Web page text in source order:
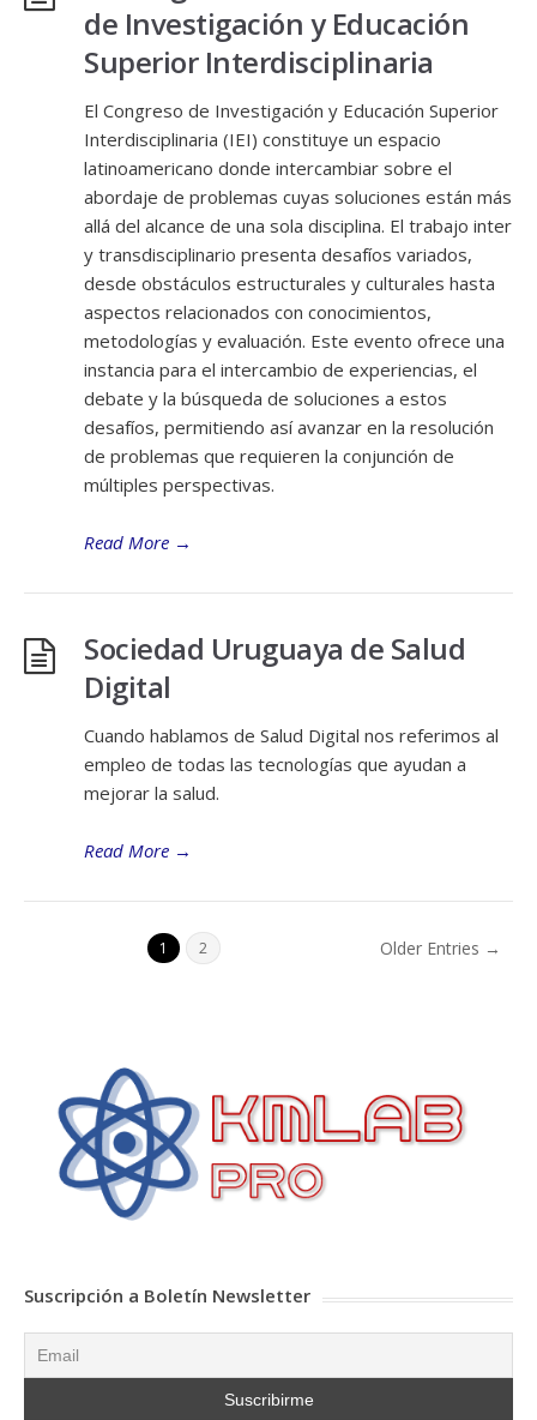
de Investigación y Educación
Superior Interdisciplinaria
El Congreso de Investigación y Educación Superior
Interdisciplinaria (IEI) constituye un espacio
latinoamericano donde intercambiar sobre el
abordaje de problemas cuyas soluciones están más
allá del alcance de una sola disciplina. El trabajo inter
y transdisciplinario presenta desafíos variados,
desde obstáculos estructurales y culturales hasta
aspectos relacionados con conocimientos,
metodologías y evaluación. Este evento ofrece una
instancia para el intercambio de experiencias, el
debate y la búsqueda de soluciones a estos
desafíos, permitiendo así avanzar en la resolución
de problemas que requieren la conjunción de
múltiples perspectivas.
Read More →
Sociedad Uruguaya de Salud
Digital
Cuando hablamos de Salud Digital nos referimos al
empleo de todas las tecnologías que ayudan a
mejorar la salud.
Read More →
1 2 Older Entries →
Suscripción a Boletín Newsletter